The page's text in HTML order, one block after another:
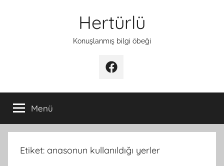
Hertürlü
Konuşlanmış bilgi öbeği
Facebook
Menü
Etiket: anasonun kullanıldığı yerler